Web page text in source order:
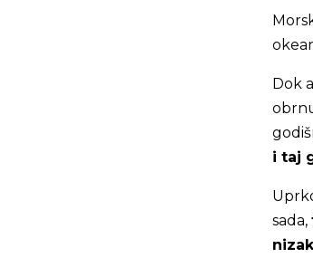
Dok
i taj
sada,
nizak